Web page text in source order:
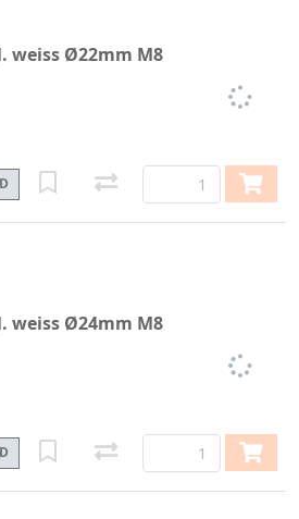
weiss Ø22mm M8
weiss Ø24mm M8